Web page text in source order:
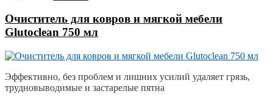
Очиститель для ковров и мягкой мебели
Glutoclean 750 мл
Эффективно, без проблем и лишних усилий удаляет грязь,
трудновыводимые и застарелые пятна